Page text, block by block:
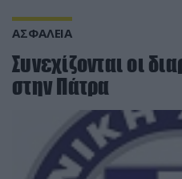
ΑΣΦΑΛΕΙΑ
Συνεχίζονται οι
στην Πάτρα